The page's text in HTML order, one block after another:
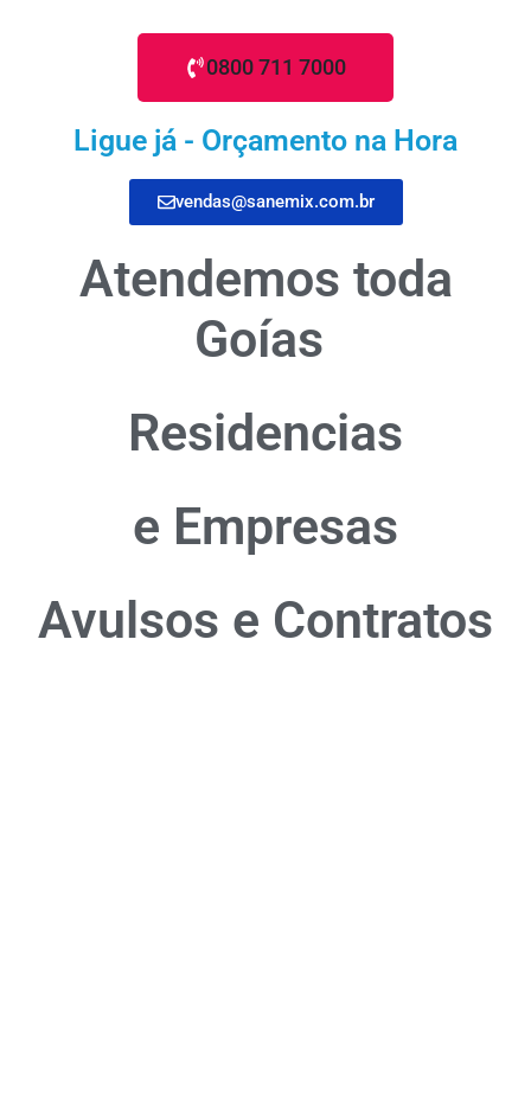
0800 711 7000
Ligue já - Orçamento na Hora
vendas@sanemix.com.br
Atendemos toda
Goías
Residencias
e Empresas
Avulsos e Contratos